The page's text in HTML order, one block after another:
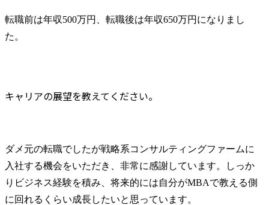
転職前は年収500万円、転職後は年収650万円になりまし
た。
キャリアの展望を教えてください。
ダメ元の転職でしたが戦略系コンサルティングファームに
入社する機会をいただき、非常に感謝しています。しっか
りビジネス経験を積み、将来的には自分がMBAで教える側
に回れるくらい成長したいと思っています。